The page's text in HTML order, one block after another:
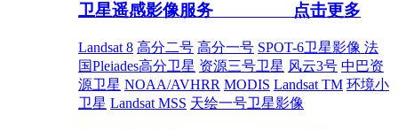
卫星遥感影像服务 点击更多
Landsat 8 高分二号 高分一号 SPOT-6卫星影像 法
国Pleiades高分卫星 资源三号卫星 风云3号 中巴资
源卫星 NOAA/AVHRR MODIS Landsat TM 环境小
卫星 Landsat MSS 天绘一号卫星影像